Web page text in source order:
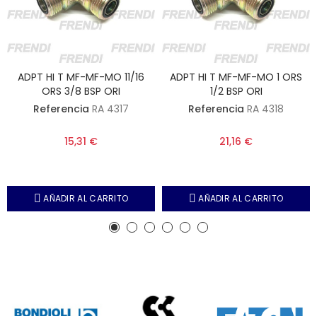
ADPT HI T MF-MF-MO 11/16
ORS 3/8 BSP ORI
Referencia RA 4317
15,31 €
AÑADIR AL CARRITO
ADPT HI T MF-MF-MO 1 ORS
1/2 BSP ORI
Referencia RA 4318
21,16 €
AÑADIR AL CARRITO